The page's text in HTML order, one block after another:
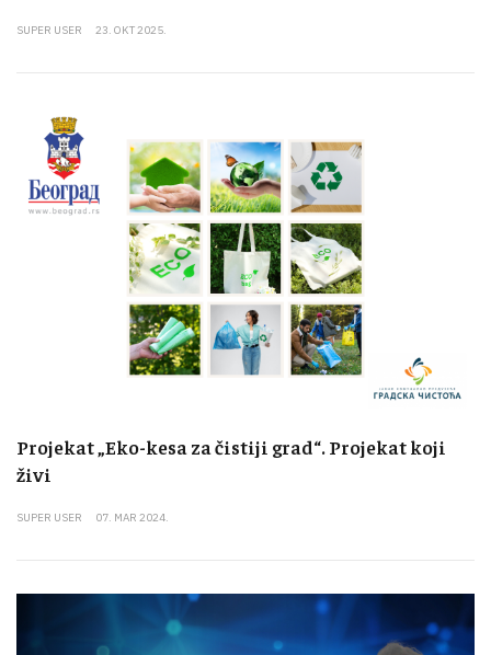
SUPER USER 23. OKT 2025.
Projekat „Eko-kesa za čistiji grad“. Projekat koji
živi
SUPER USER 07. MAR 2024.